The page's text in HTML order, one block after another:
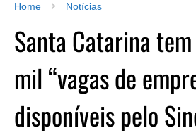
Home Notícias
Santa Catarina
mil “vagas de
disponíveis pelo